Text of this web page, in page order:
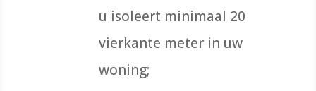
u isoleert minimaal 20
vierkante meter in uw
woning;